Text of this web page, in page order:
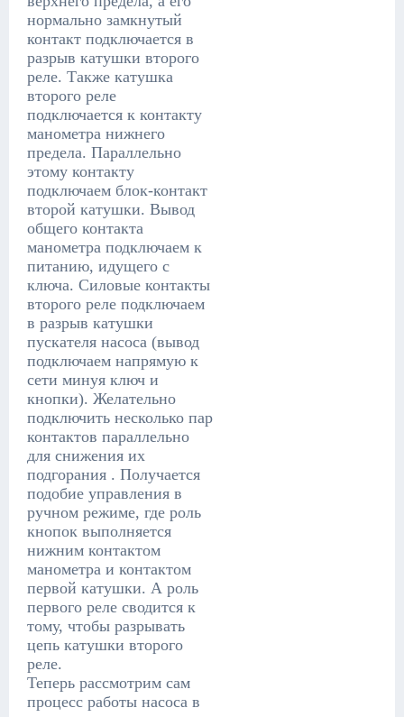
нормально замкнутый
контакт подключается в
разрыв катушки второго
реле. Также катушка
второго реле
подключается к контакту
манометра нижнего
предела. Параллельно
этому контакту
подключаем блок-контакт
второй катушки. Вывод
общего контакта
манометра подключаем к
питанию, идущего с
ключа. Силовые контакты
второго реле подключаем
в разрыв катушки
пускателя насоса (вывод
подключаем напрямую к
сети минуя ключ и
кнопки). Желательно
подключить несколько пар
контактов параллельно
для снижения их
подгорания . Получается
подобие управления в
ручном режиме, где роль
кнопок выполняется
нижним контактом
манометра и контактом
первой катушки. А роль
первого реле сводится к
тому, чтобы разрывать
цепь катушки второго
реле.
Теперь рассмотрим сам
процесс работы насоса в